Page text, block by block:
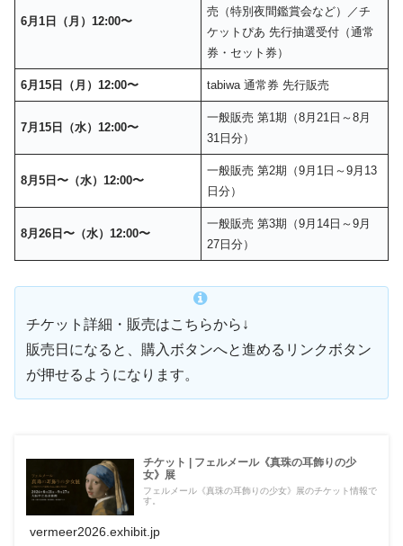
6月1日（月）12:00〜
売（特別夜間鑑賞会など）／チ
ケットぴあ 先行抽選受付（通常
券・セット券）
6月15日（月）12:00〜 tabiwa 通常券 先行販売
7月15日（水）12:00〜
一般販売 第1期（8月21日～8月
31日分）
8月5日〜（水）12:00〜
一般販売 第2期（9月1日～9月13
日分）
8月26日〜（水）12:00〜
一般販売 第3期（9月14日～9月
27日分）
チケット詳細・販売はこちらから↓
販売日になると、購入ボタンへと進めるリンクボタン
が押せるようになります。
チケット | フェルメール《真珠の耳飾りの少
女》展
フェルメール《真珠の耳飾りの少女》展のチケット情報で
す。
vermeer2026.exhibit.jp